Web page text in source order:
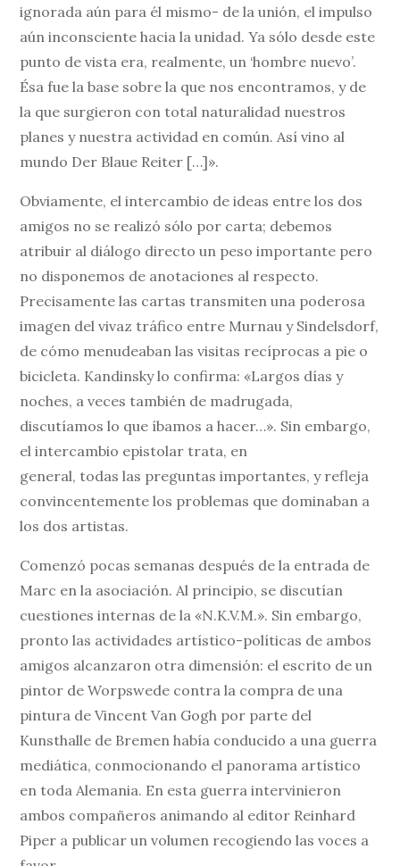
ignorada aún para él mismo- de la unión, el impulso
aún inconsciente hacia la unidad. Ya sólo desde este
punto de vista era, realmente, un ‘hombre nuevo’.
Ésa fue la base sobre la que nos encontramos, y de
la que surgieron con total naturalidad nuestros
planes y nuestra actividad en común. Así vino al
mundo Der Blaue Reiter […]».
Obviamente, el intercambio de ideas entre los dos
amigos no se realizó sólo por carta; debemos
atribuir al diálogo directo un peso importante pero
no disponemos de anotaciones al respecto.
Precisamente las cartas transmiten una poderosa
imagen del vivaz tráfico entre Murnau y Sindelsdorf,
de cómo menudeaban las visitas recíprocas a pie o
bicicleta. Kandinsky lo confirma: «Largos días y
noches, a veces también de madrugada,
discutíamos lo que íbamos a hacer…». Sin embargo,
el intercambio epistolar trata, en
general, todas las preguntas importantes, y refleja
convincentemente los problemas que dominaban a
los dos artistas.
Comenzó pocas semanas después de la entrada de
Marc en la asociación. Al principio, se discutían
cuestiones internas de la «N.K.V.M.». Sin embargo,
pronto las actividades artístico-políticas de ambos
amigos alcanzaron otra dimensión: el escrito de un
pintor de Worpswede contra la compra de una
pintura de Vincent Van Gogh por parte del
Kunsthalle de Bremen había conducido a una guerra
mediática, conmocionando el panorama artístico
en toda Alemania. En esta guerra intervinieron
ambos compañeros animando al editor Reinhard
Piper a publicar un volumen recogiendo las voces a